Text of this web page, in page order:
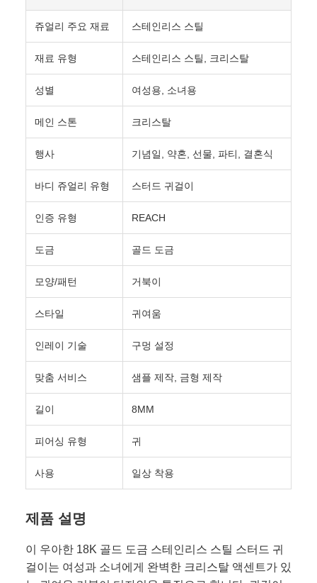
쥬얼리 주요 재료 스테인리스 스틸
재료 유형 스테인리스 스틸, 크리스탈
성별 여성용, 소녀용
메인 스톤 크리스탈
행사 기념일, 약혼, 선물, 파티, 결혼식
바디 쥬얼리 유형 스터드 귀걸이
인증 유형 REACH
도금 골드 도금
모양/패턴 거북이
스타일 귀여움
인레이 기술 구멍 설정
맞춤 서비스 샘플 제작, 금형 제작
길이 8MM
피어싱 유형 귀
사용 일상 착용
제품 설명
이 우아한 18K 골드 도금 스테인리스 스틸 스터드 귀
걸이는 여성과 소녀에게 완벽한 크리스탈 액센트가 있